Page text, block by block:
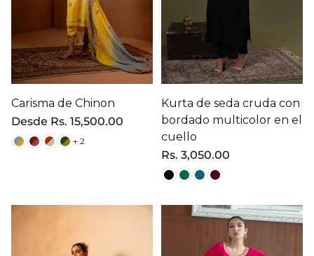
Carisma de Chinon
Precio
regular
Desde Rs. 15,500.00
+ 2
Kurta de seda cruda con
bordado multicolor en el
cuello
Precio
regular
Rs. 3,050.00